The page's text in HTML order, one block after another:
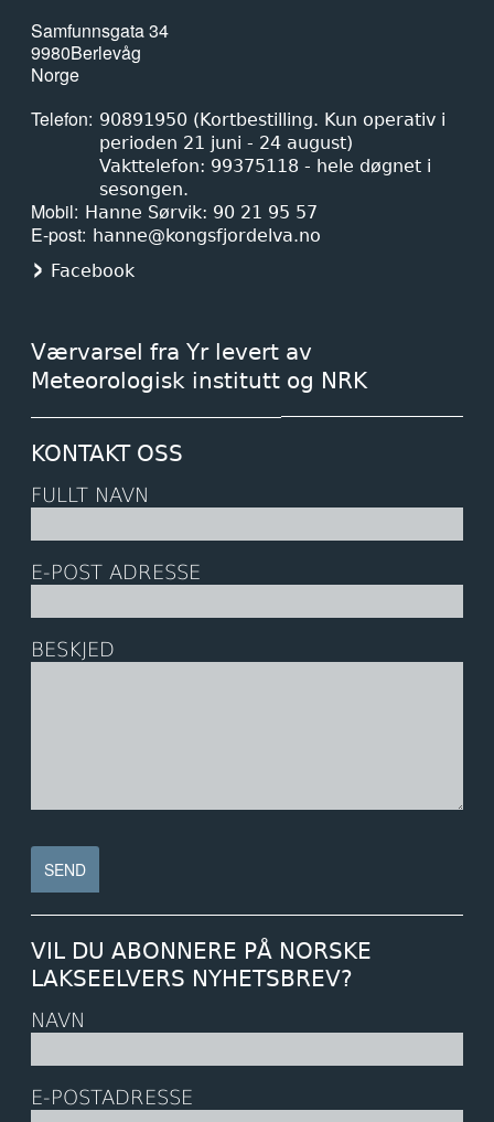
Samfunnsgata 34
9980Berlevåg
Norge
Telefon
90891950 (Kortbestilling. Kun operativ i
perioden 21 juni - 24 august)
Vakttelefon: 99375118 - hele døgnet i
sesongen.
Mobil Hanne Sørvik: 90 21 95 57
E-post hanne@kongsfjordelva.no
Facebook
Værvarsel fra Yr levert av
Meteorologisk institutt og NRK
KONTAKT OSS
FULLT NAVN
E-POST ADRESSE
BESKJED
VIL DU ABONNERE PÅ NORSKE
LAKSEELVERS NYHETSBREV?
NAVN
E-POSTADRESSE